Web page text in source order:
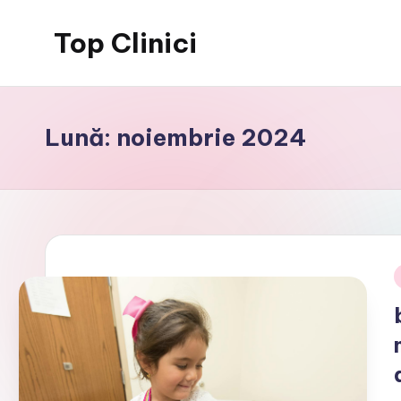
Top Clinici
Lună: noiembrie 2024